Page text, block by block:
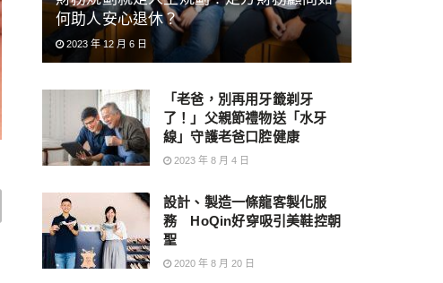
何助人安心退休？
2023 年 12 月 6 日
「老爸，別再用牙籤剃牙
了！」父親節禮物送「水牙
線」守護老爸口腔健康
2023 年 8 月 4 日
設計、製造一條龍客製化服
務 HoQin好穿吸引美鞋控朝
聖
2020 年 8 月 20 日